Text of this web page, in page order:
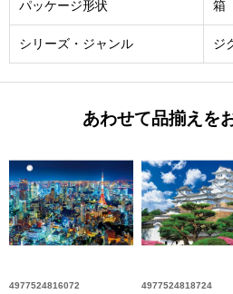
パッケージ形状 箱
シリーズ・ジャンル ジ
あわせて品揃えを
4977524816072
4977524818724